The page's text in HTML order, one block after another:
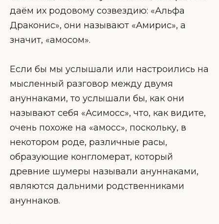
даём их родовому созвездию: «Альфа
Драконис», они называют «Амирис», а
значит, «амосом».
Если бы мы услышали или настроились на
мысленный разговор между двумя
ануннаками, то услышали бы, как они
называют себя «Асимосс», что, как видите,
очень похоже на «амосс», поскольку, в
некотором роде, различные расы,
образующие конгломерат, который
древние шумеры называли ануннаками,
являются дальними родственниками
ануннаков.